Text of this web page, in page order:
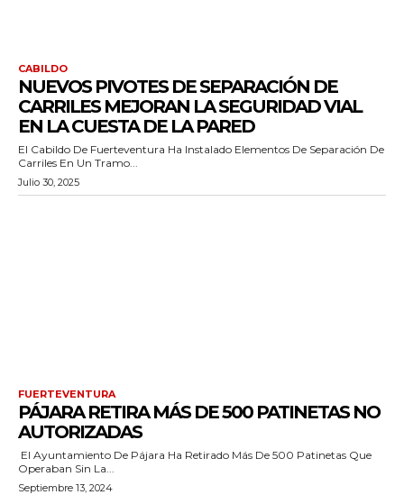
CABILDO
NUEVOS PIVOTES DE SEPARACIÓN DE
CARRILES MEJORAN LA SEGURIDAD VIAL
EN LA CUESTA DE LA PARED
El Cabildo De Fuerteventura Ha Instalado Elementos De Separación De
Carriles En Un Tramo...
Julio 30, 2025
FUERTEVENTURA
PÁJARA RETIRA MÁS DE 500 PATINETAS NO
AUTORIZADAS
El Ayuntamiento De Pájara Ha Retirado Más De 500 Patinetas Que
Operaban Sin La...
Septiembre 13, 2024